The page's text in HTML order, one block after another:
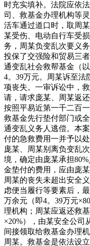
时充实填补。法院应依
司、救基金办理机构等
活车通过道口时，取周
某受伤、电动自行车受
务，周某负变乱次要义
投保了交强险和贸易三
通变乱社会救帮基金（
4。39万元。周某诉至法
项丧失。一审诉讼中，
请，请求庞某、周某返
按照平易近第一千二百
救基金先行垫付部门或
通变乱义务人逃偿。本
付的急救费用一并予以
庞某、周某别离负变乱
境，确定由庞某承担
金垫付的费用，应由庞
周某的丧失未超出安全
虑便当履行等要素后，
万余元（即4。39万元
理机构；周某应返还救
×20%），由某安全公司
间接领取给救基金办理
周某。救基金是依法设